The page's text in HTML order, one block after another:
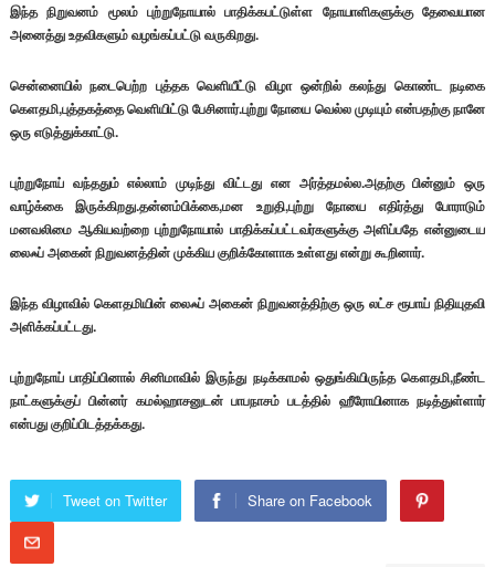
இந்த நிறுவனம் மூலம் புற்றுநோயால் பாதிக்கபட்டுள்ள நோயாளிகளுக்கு தேவையான
அனைத்து உதவிகளும் வழங்கப்பட்டு வருகிறது.
சென்னையில் நடைபெற்ற புத்தக வெளியீட்டு விழா ஒன்றில் கலந்து கொண்ட நடிகை
கெளதமி,புத்தகத்தை வெளியிட்டு பேசினார்.புற்று நோயை வெல்ல முடியும் என்பதற்கு நானே
ஒரு எடுத்துக்காட்டு.
புற்றுநோய் வந்ததும் எல்லாம் முடிந்து விட்டது என அர்த்தமல்ல.அதற்கு பின்னும் ஒரு
வாழ்க்கை இருக்கிறது.தன்னம்பிக்கை,மன உறுதி,புற்று நோயை எதிர்த்து போராடும்
மனவலிமை ஆகியவற்றை புற்றுநோயால் பாதிக்கப்பட்டவர்களுக்கு அளிப்பதே என்னுடைய
லைஃப் அகைன் நிறுவனத்தின் முக்கிய குறிக்கோளாக உள்ளது என்று கூறினார்.
இந்த விழாவில் கெளதமியின் லைஃப் அகைன் நிறுவனத்திற்கு ஒரு லட்ச ரூபாய் நிதியுதவி
அளிக்கப்பட்டது.
புற்றுநோய் பாதிப்பினால் சினிமாவில் இருந்து நடிக்காமல் ஒதுங்கியிருந்த கௌதமி,நீண்ட
நாட்களுக்குப் பின்னர் கமல்ஹாசனுடன் பாபநாசம் படத்தில் ஹீரோயினாக நடித்துள்ளார்
என்பது குறிப்பிடத்தக்கது.
Tweet on Twitter Share on Facebook